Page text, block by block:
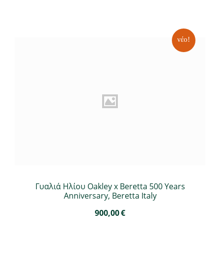
νέο!
Γυαλιά Ηλίου Oakley x Beretta 500 Years
Anniversary, Beretta Italy
900,00€